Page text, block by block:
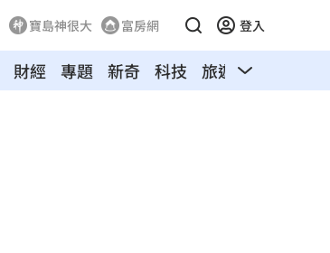
寶島神很大 富房網 登入
財經 專題 新奇 科技 旅遊 汽車